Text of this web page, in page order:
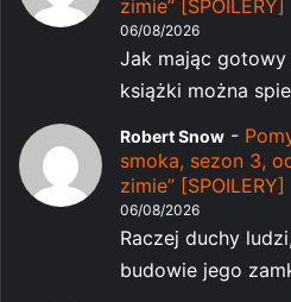
zimie” [SPOILERY]
06/08/2026
Jak mając gotowy
książki można
Robert Snow -
smoka, sezon 3,
zimie” [SPOILERY]
06/08/2026
Raczej duchy
budowie jego